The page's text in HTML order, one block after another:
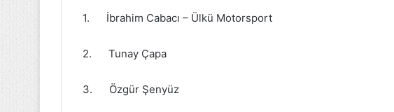
1. İbrahim Cabacı – Ülkü Motorsport
2. Tunay Çapa
3. Özgür Şenyüz